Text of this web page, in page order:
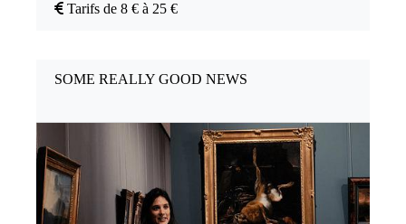
Tarifs de 8 € à 25 €
SOME REALLY GOOD NEWS